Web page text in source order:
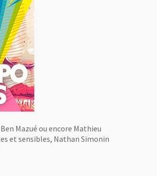
Mazué ou encore Mathieu
et sensibles, Nathan Simonin